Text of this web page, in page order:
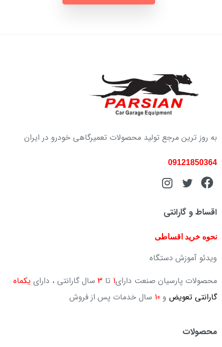
به روز ترین مرجع تولید محصولات تعمیرگاهی خودرو در ایران
09121850364
اقساط و گارانتی
نحوه خرید اقساطی
ویدئو آموزش دستگاه
محصولات پارسیان صنعت دارای1 تا 3 سال گارانتی ، دارای یکماه
گارانتی تعویض و 10 سال خدمات پس از فروش
محصولات